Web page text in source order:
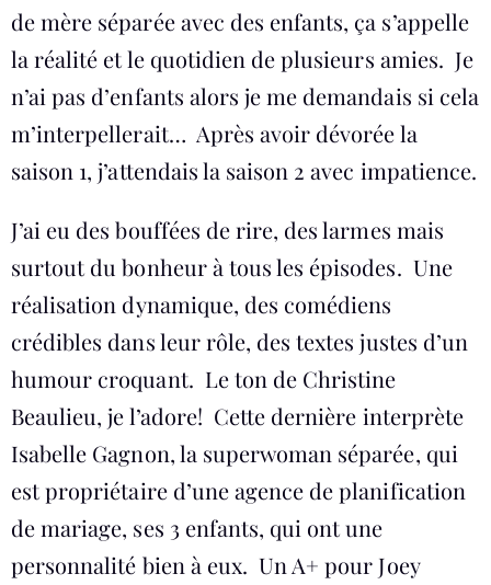
de mère séparée avec des enfants, ça s’appelle
la réalité et le quotidien de plusieurs amies. Je
n’ai pas d’enfants alors je me demandais si cela
m’interpellerait… Après avoir dévorée la
saison 1, j’attendais la saison 2 avec impatience.
J’ai eu des bouffées de rire, des larmes mais
surtout du bonheur à tous les épisodes. Une
réalisation dynamique, des comédiens
crédibles dans leur rôle, des textes justes d’un
humour croquant. Le ton de Christine
Beaulieu, je l’adore! Cette dernière interprète
Isabelle Gagnon, la superwoman séparée, qui
est propriétaire d’une agence de planification
de mariage, ses 3 enfants, qui ont une
personnalité bien à eux. Un A+ pour Joey